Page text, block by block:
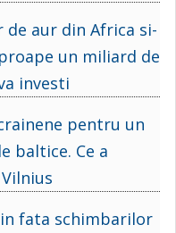
aur din Africa si-
un miliard de
investi
pentru un
baltice. Ce a
fata schimbarilor